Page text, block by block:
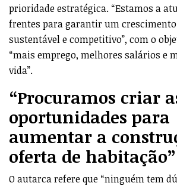
prioridade estratégica. “Estamos a
frentes para garantir um
sustentável e competitivo”, com o
“mais emprego, melhores salários e
vida”.
“Procuramos criar
oportunidades para
aumentar a
oferta de habitação”
O autarca refere que “ninguém tem